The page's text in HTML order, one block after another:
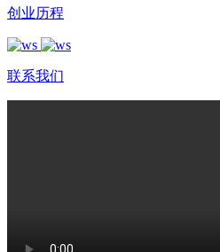
创业历程
联系我们